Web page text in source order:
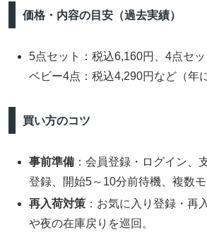
価格・内容の目安（過去実績）
5点セット：税込6,160円、4点セッ
ベビー4点：税込4,290円など（年
買い方のコツ
事前準備 ：会員登録・ログイン、
登録、開始5～10分前待機、複数モ
再入荷対策 ：お気に入り登録・再
や夜の在庫戻りを巡回。